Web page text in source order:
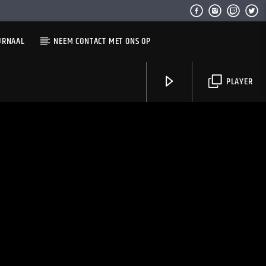
NEEM CONTACT MET ONS OP
PLAYER